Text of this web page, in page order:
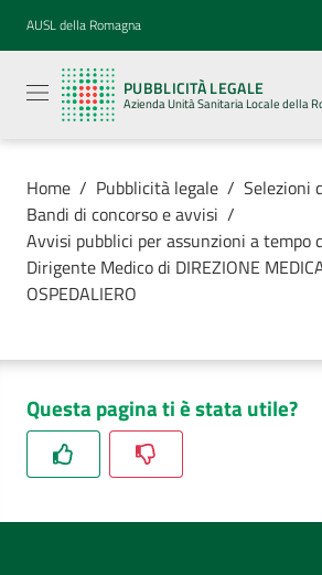
Vai al contenuto
Vai alla navigazione
Vai al footer
AUSL della Romagna
PUBBLICITÀ LEGALE
Azienda Unità Sanitaria Locale della
legale
Azienda
Unità
Locale della
Azienda
Servizi
Luoghi di
cura
AUSL
Home / Pubblicità legale / Selezioni
Bandi di concorso e avvisi /
Avvisi pubblici per assunzioni a tempo
Dirigente Medico di DIREZIONE
OSPEDALIERO
Questa pagina ti è stata utile?